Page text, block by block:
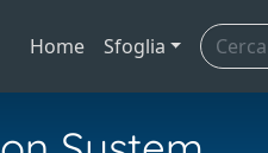
Home Sfoglia